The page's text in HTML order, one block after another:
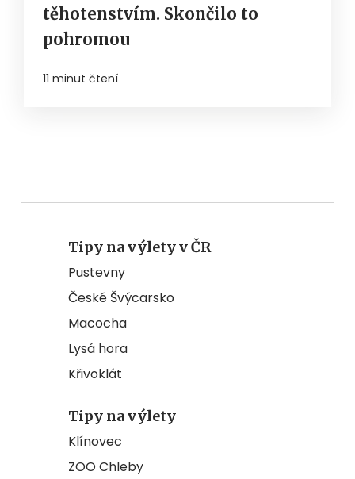
těhotenstvím. Skončilo to
pohromou
11 minut čtení
Tipy na výlety v ČR
Pustevny
České Švýcarsko
Macocha
Lysá hora
Křivoklát
Tipy na výlety
Klínovec
ZOO Chleby